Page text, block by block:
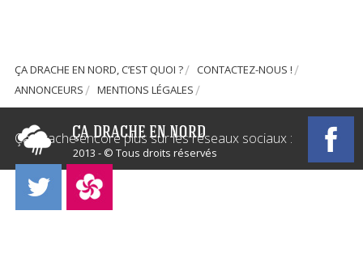
ÇA DRACHE EN NORD, C’EST QUOI ?
CONTACTEZ-NOUS !
ANNONCEURS
MENTIONS LÉGALES
2013 - © Tous droits réservés
Ça Drache encore plus sur les réseaux sociaux :